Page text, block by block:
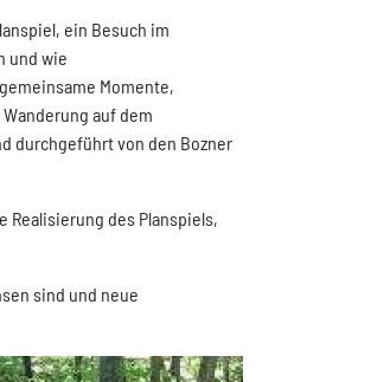
ein Besuch im
und wie
Momente,
auf dem
durchgeführt von den Bozner
Realisierung des Planspiels,
sind und neue